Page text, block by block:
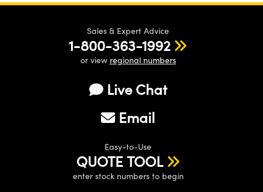
Sales & Expert Advice
1-800-363-1992
or view regional numbers
Live Chat
Email
Easy-to-Use
QUOTE TOOL
enter stock numbers to begin